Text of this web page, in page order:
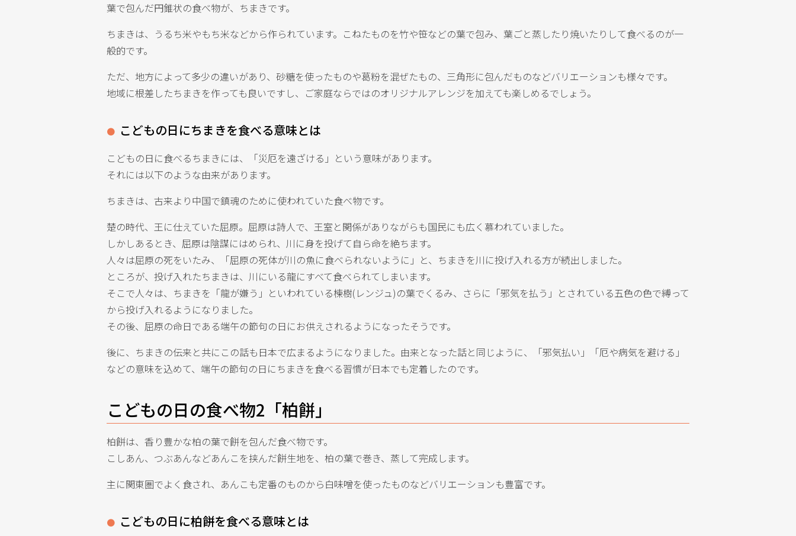
葉で包んだ円錐状の食べ物が、ちまきです。
ちまきは、うるち米やもち米などから作られています。こねたものを竹や笹などの葉で包み、葉ごと蒸したり焼いたりして食べるのが一
般的です。
ただ、地方によって多少の違いがあり、砂糖を使ったものや葛粉を混ぜたもの、三角形に包んだものなどバリエーションも様々です。
地域に根差したちまきを作っても良いですし、ご家庭ならではのオリジナルアレンジを加えても楽しめるでしょう。
こどもの日にちまきを食べる意味とは
こどもの日に食べるちまきには、「災厄を遠ざける」という意味があります。
それには以下のような由来があります。
ちまきは、古来より中国で鎮魂のために使われていた食べ物です。
楚の時代、王に仕えていた屈原。屈原は詩人で、王室と関係がありながらも国民にも広く慕われていました。
しかしあるとき、屈原は陰謀にはめられ、川に身を投げて自ら命を絶ちます。
人々は屈原の死をいたみ、「屈原の死体が川の魚に食べられないように」と、ちまきを川に投げ入れる方が続出しました。
ところが、投げ入れたちまきは、川にいる龍にすべて食べられてしまいます。
そこで人々は、ちまきを「龍が嫌う」といわれている楝樹(レンジュ)の葉でくるみ、さらに「邪気を払う」とされている五色の色で縛って
から投げ入れるようになりました。
その後、屈原の命日である端午の節句の日にお供えされるようになったそうです。
後に、ちまきの伝来と共にこの話も日本で広まるようになりました。由来となった話と同じように、「邪気払い」「厄や病気を避ける」
などの意味を込めて、端午の節句の日にちまきを食べる習慣が日本でも定着したのです。
こどもの日の食べ物2「柏餅」
柏餅は、香り豊かな柏の葉で餅を包んだ食べ物です。
こしあん、つぶあんなどあんこを挟んだ餅生地を、柏の葉で巻き、蒸して完成します。
主に関東圏でよく食され、あんこも定番のものから白味噌を使ったものなどバリエーションも豊富です。
こどもの日に柏餅を食べる意味とは